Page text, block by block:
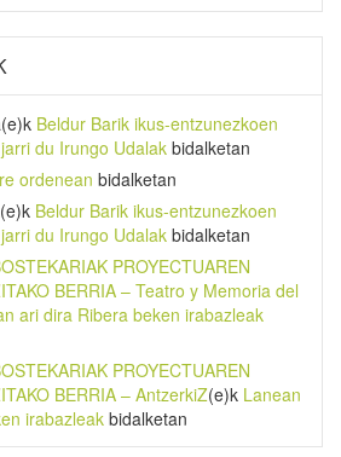
(e)k Beldur Barik ikus-entzunezkoen
du Irungo Udalak bidalketan
ordenean bidalketan
(e)k Beldur Barik ikus-entzunezkoen
du Irungo Udalak bidalketan
PROYECTUAREN
BERRIA – Teatro y Memoria del
ari dira Ribera beken irabazleak
PROYECTUAREN
BERRIA – AntzerkiZ(e)k Lanean
irabazleak bidalketan